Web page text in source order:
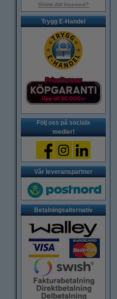
Glömt ditt lösenord?
Trygg E-Handel
Följ oss på sociala
medier!
Vår leveranspartner
Betalningsalternativ